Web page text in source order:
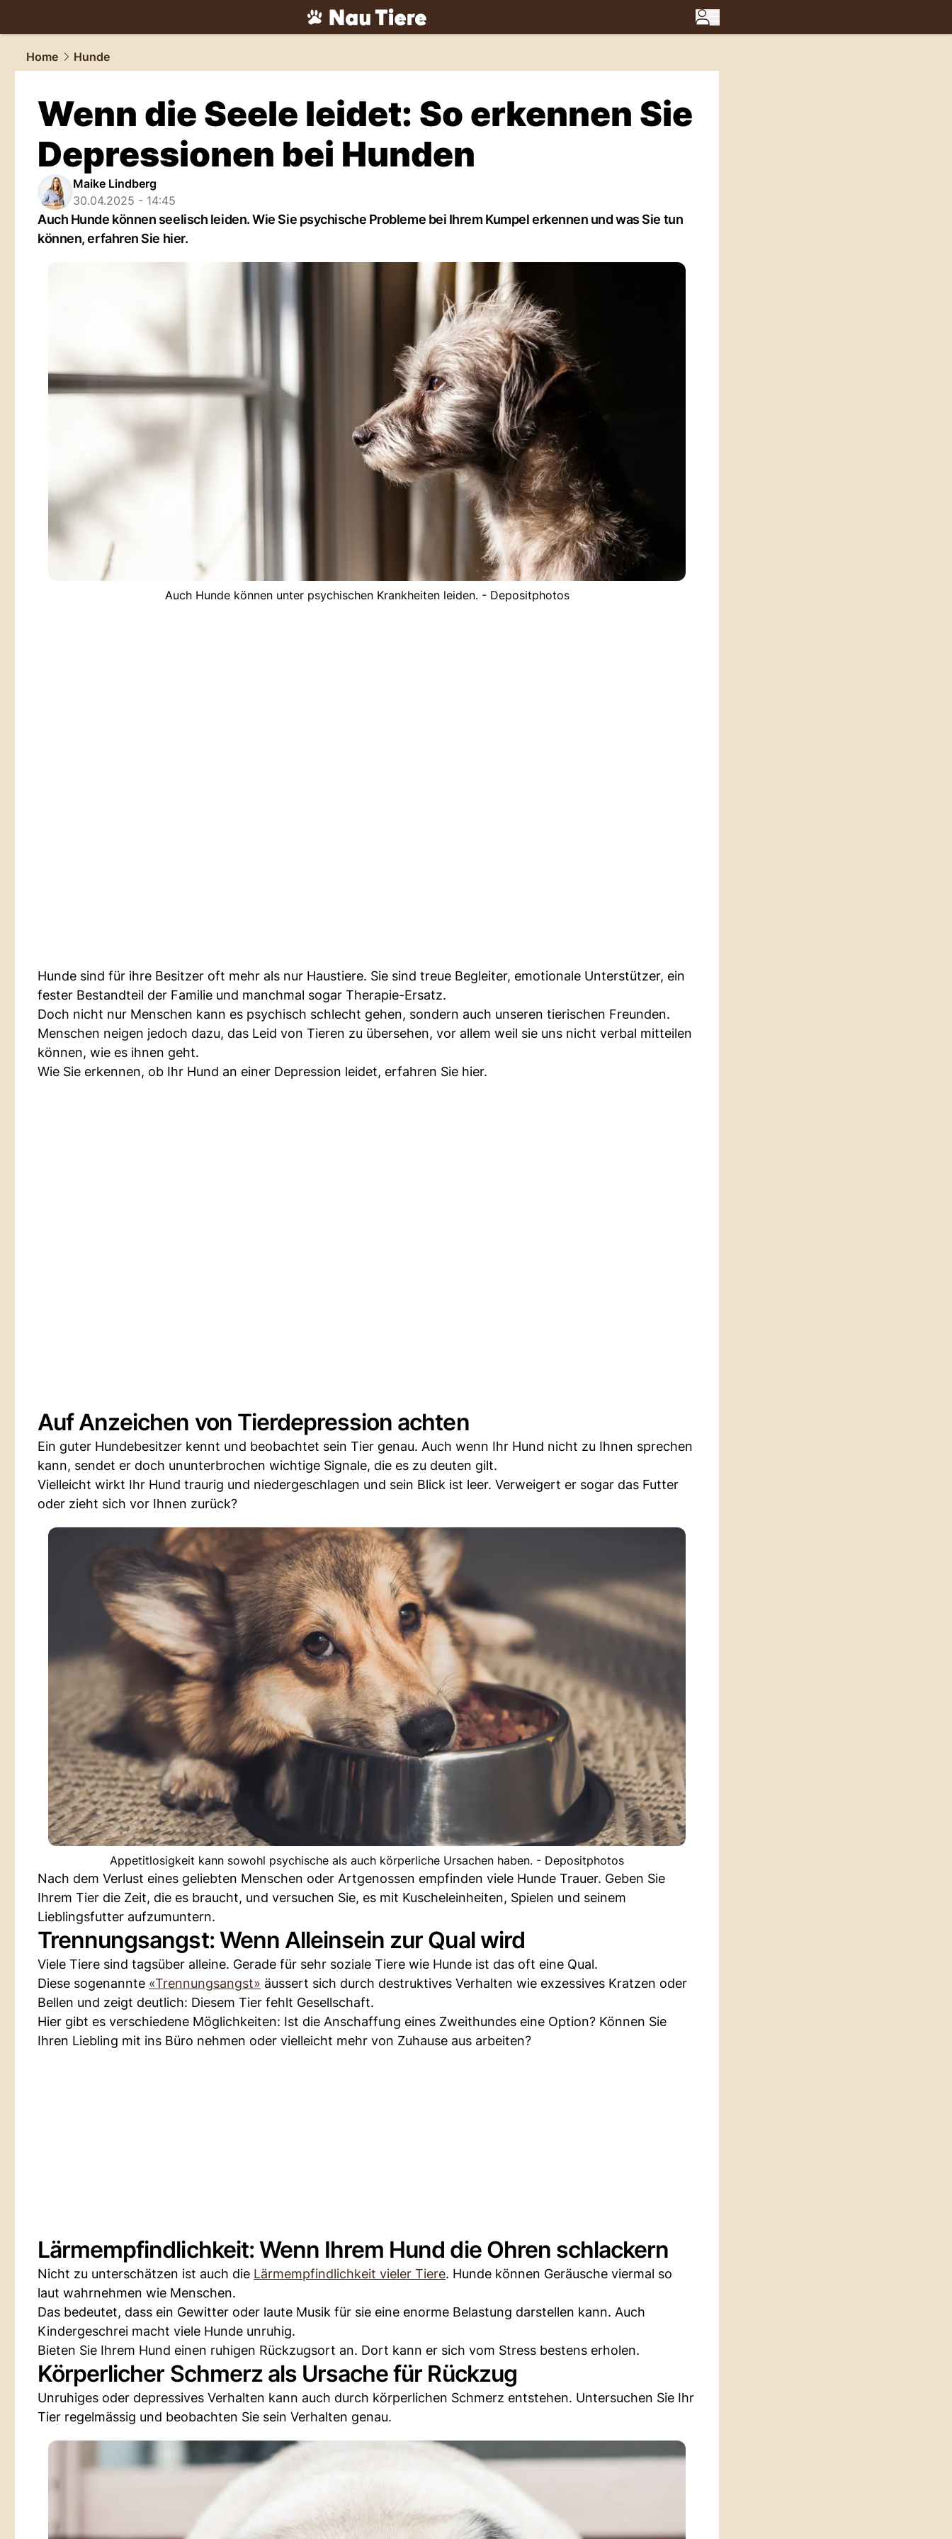
tiere.NAU.ch
Home
Hunde
Wenn die Seele leidet: So erkennen Sie
Depressionen bei Hunden
Maike Lindberg
30.04.2025 - 14:45
Auch Hunde können seelisch leiden. Wie Sie psychische Probleme bei Ihrem Kumpel erkennen und was Sie tun
können, erfahren Sie hier.
Auch Hunde können unter psychischen Krankheiten leiden. - Depositphotos
Hunde sind für ihre Besitzer oft mehr als nur Haustiere. Sie sind treue Begleiter, emotionale Unterstützer, ein
fester Bestandteil der Familie und manchmal sogar Therapie-Ersatz.
Doch nicht nur Menschen kann es psychisch schlecht gehen, sondern auch unseren tierischen Freunden.
Menschen neigen jedoch dazu, das Leid von Tieren zu übersehen, vor allem weil sie uns nicht verbal mitteilen
können, wie es ihnen geht.
Wie Sie erkennen, ob Ihr Hund an einer Depression leidet, erfahren Sie hier.
Auf Anzeichen von Tierdepression achten
Ein guter Hundebesitzer kennt und beobachtet sein Tier genau. Auch wenn Ihr Hund nicht zu Ihnen sprechen
kann, sendet er doch ununterbrochen wichtige Signale, die es zu deuten gilt.
Vielleicht wirkt Ihr Hund traurig und niedergeschlagen und sein Blick ist leer. Verweigert er sogar das Futter
oder zieht sich vor Ihnen zurück?
Appetitlosigkeit kann sowohl psychische als auch körperliche Ursachen haben. - Depositphotos
Nach dem Verlust eines geliebten Menschen oder Artgenossen empfinden viele Hunde Trauer. Geben Sie
Ihrem Tier die Zeit, die es braucht, und versuchen Sie, es mit Kuscheleinheiten, Spielen und seinem
Lieblingsfutter aufzumuntern.
Trennungsangst: Wenn Alleinsein zur Qual wird
Viele Tiere sind tagsüber alleine. Gerade für sehr soziale Tiere wie Hunde ist das oft eine Qual.
Diese sogenannte «Trennungsangst» äussert sich durch destruktives Verhalten wie exzessives Kratzen oder
Bellen und zeigt deutlich: Diesem Tier fehlt Gesellschaft.
Hier gibt es verschiedene Möglichkeiten: Ist die Anschaffung eines Zweithundes eine Option? Können Sie
Ihren Liebling mit ins Büro nehmen oder vielleicht mehr von Zuhause aus arbeiten?
Lärmempfindlichkeit: Wenn Ihrem Hund die Ohren schlackern
Nicht zu unterschätzen ist auch die Lärmempfindlichkeit vieler Tiere. Hunde können Geräusche viermal so
laut wahrnehmen wie Menschen.
Das bedeutet, dass ein Gewitter oder laute Musik für sie eine enorme Belastung darstellen kann. Auch
Kindergeschrei macht viele Hunde unruhig.
Bieten Sie Ihrem Hund einen ruhigen Rückzugsort an. Dort kann er sich vom Stress bestens erholen.
Körperlicher Schmerz als Ursache für Rückzug
Unruhiges oder depressives Verhalten kann auch durch körperlichen Schmerz entstehen. Untersuchen Sie Ihr
Tier regelmässig und beobachten Sie sein Verhalten genau.